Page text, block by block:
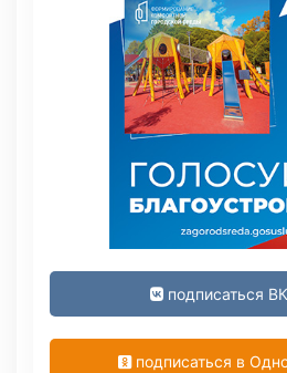
подписаться
подписаться в